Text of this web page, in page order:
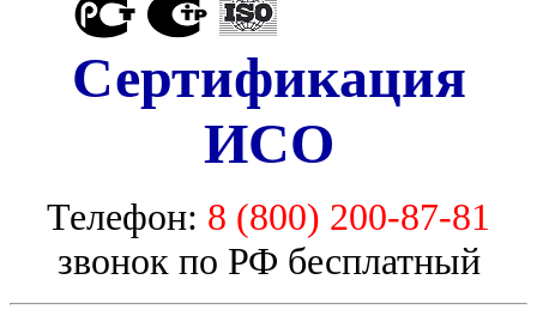
Сертификация
ИСО
Телефон: 8 (800) 200-87-81
звонок по РФ бесплатный